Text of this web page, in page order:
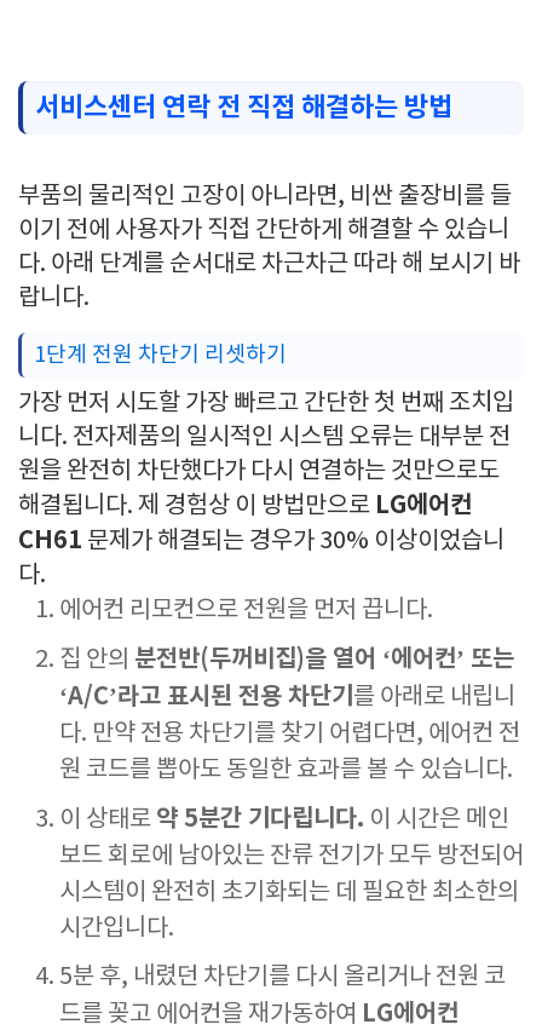
서비스센터 연락 전 직접 해결하는 방법
부품의 물리적인 고장이 아니라면, 비싼 출장비를 들
이기 전에 사용자가 직접 간단하게 해결할 수 있습니
다. 아래 단계를 순서대로 차근차근 따라 해 보시기 바
랍니다.
1단계 전원 차단기 리셋하기
가장 먼저 시도할 가장 빠르고 간단한 첫 번째 조치입
니다. 전자제품의 일시적인 시스템 오류는 대부분 전
원을 완전히 차단했다가 다시 연결하는 것만으로도
해결됩니다. 제 경험상 이 방법만으로 LG에어컨
CH61 문제가 해결되는 경우가 30% 이상이었습니
다.
에어컨 리모컨으로 전원을 먼저 끕니다.
집 안의 분전반(두꺼비집)을 열어 ‘에어컨’ 또는
‘A/C’라고 표시된 전용 차단기 를 아래로 내립니
다. 만약 전용 차단기를 찾기 어렵다면, 에어컨 전
원 코드를 뽑아도 동일한 효과를 볼 수 있습니다.
이 상태로 약 5분간 기다립니다. 이 시간은 메인
보드 회로에 남아있는 잔류 전기가 모두 방전되어
시스템이 완전히 초기화되는 데 필요한 최소한의
시간입니다.
5분 후, 내렸던 차단기를 다시 올리거나 전원 코
드를 꽂고 에어컨을 재가동하여 LG에어컨